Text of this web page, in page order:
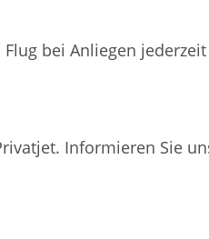
bei Anliegen
Informieren Sie